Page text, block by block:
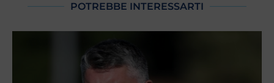
POTREBBE INTERESSARTI